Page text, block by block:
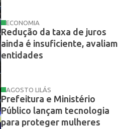
ECONOMIA
Redução da taxa de juros
ainda é insuficiente, avaliam
entidades
AGOSTO LILÁS
Prefeitura e Ministério
Público lançam tecnologia
para proteger mulheres